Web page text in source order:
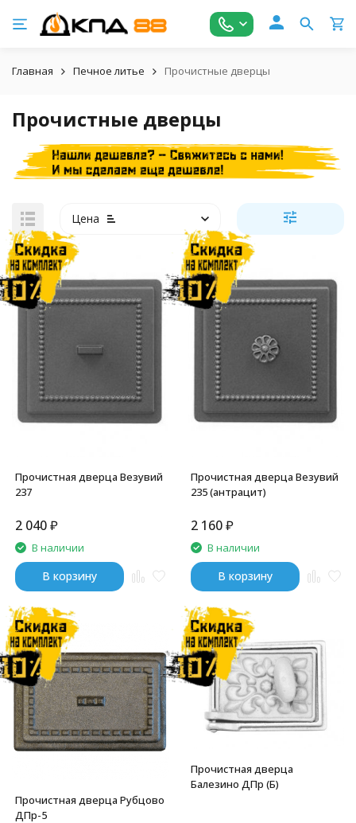
Главная Печное литье Прочистные дверцы
Прочистные дверцы
Цена
Прочистная дверца Везувий
237
2 040₽
В наличии
В корзину
Прочистная дверца Везувий
235 (антрацит)
2 160₽
В наличии
В корзину
Прочистная дверца Рубцово
ДПр-5
Прочистная дверца
Балезино ДПр (Б)